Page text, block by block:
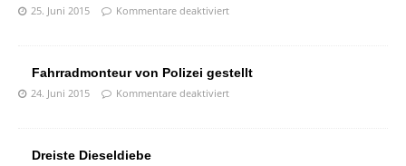
25. Juni 2015 Kommentare deaktiviert
Fahrradmonteur von Polizei gestellt
24. Juni 2015 Kommentare deaktiviert
Dreiste Dieseldiebe